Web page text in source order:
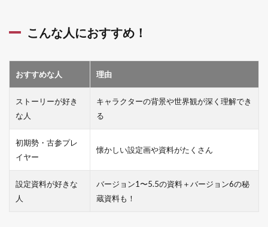
こんな人におすすめ！
おすすめな人 理由
ストーリーが好き
な人
キャラクターの背景や世界観が深く理解でき
る
初期勢・古参プレ
イヤー
懐かしい設定画や資料がたくさん
設定資料が好きな
人
バージョン1〜5.5の資料＋バージョン6の秘
蔵資料も！